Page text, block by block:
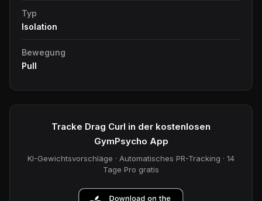
Typ
Isolation
Bewegung
Pull
Tracke Drag Curl in der kostenlosen
GymPsycho App
KI-Gewichtsvorschläge · Automatisches PR-Tracking · 14
Tage Pro gratis